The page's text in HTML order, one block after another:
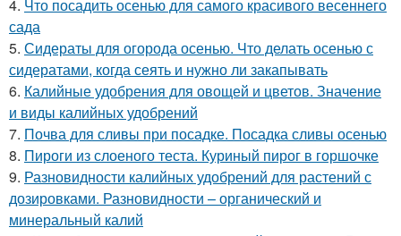
4. Что посадить осенью для самого красивого весеннего
сада
5. Сидераты для огорода осенью. Что делать осенью с
сидератами, когда сеять и нужно ли закапывать
6. Калийные удобрения для овощей и цветов. Значение
и виды калийных удобрений
7. Почва для сливы при посадке. Посадка сливы осенью
8. Пироги из слоеного теста. Куриный пирог в горшочке
9. Разновидности калийных удобрений для растений с
дозировками. Разновидности – органический и
минеральный калий